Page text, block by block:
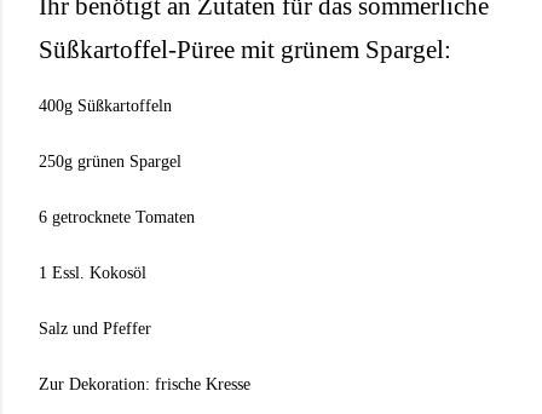
Süßkartoffel-Püree mit grünem Spargel:
400g Süßkartoffeln
250g grünen Spargel
6 getrocknete Tomaten
1 Essl. Kokosöl
Salz und Pfeffer
Zur Dekoration: frische Kresse